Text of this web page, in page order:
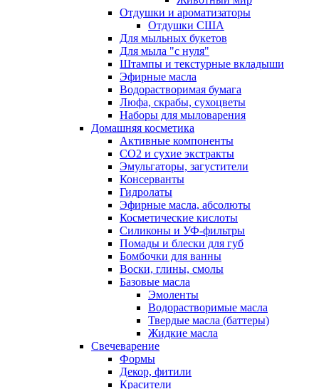
Отдушки и ароматизаторы
Отдушки США
Для мыльных букетов
Для мыла "с нуля"
Штампы и текстурные вкладыши
Эфирные масла
Водорастворимая бумага
Люфа, скрабы, сухоцветы
Наборы для мыловарения
Домашняя косметика
Активные компоненты
СО2 и сухие экстракты
Эмульгаторы, загустители
Консерванты
Гидролаты
Эфирные масла, абсолюты
Косметические кислоты
Силиконы и УФ-фильтры
Помады и блески для губ
Бомбочки для ванны
Воски, глины, смолы
Базовые масла
Эмоленты
Водорастворимые масла
Твердые масла (баттеры)
Жидкие масла
Свечеварение
Формы
Декор, фитили
Красители